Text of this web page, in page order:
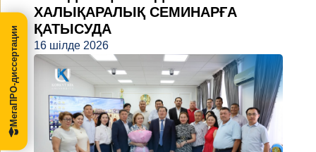
ХАЛЫҚАРАЛЫҚ СЕМИНАРҒА
ҚАТЫСУДА
16 шілде 2026
МегаПРО-диссертации